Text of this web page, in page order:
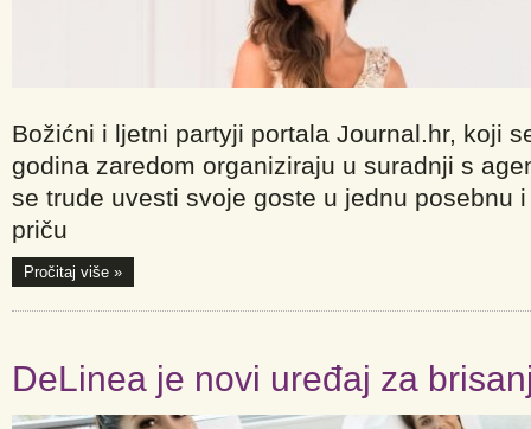
Božićni i ljetni partyji portala Journal.hr, koji
godina zaredom organiziraju u suradnji s
se trude uvesti svoje goste u jednu posebnu
priču
Pročitaj više »
DeLinea je novi uređaj za